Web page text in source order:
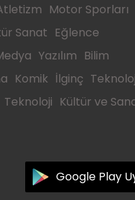
Motor Sporları
Sanat Eğlence
Yazılım Bilim
Komik İlginç
Teknoloji Kültür ve
Google Play